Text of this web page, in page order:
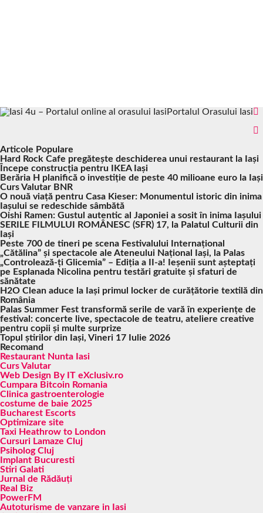
Portalul Orasului Iasi
Articole Populare
Hard Rock Cafe pregătește deschiderea unui restaurant la Iași
Începe construcția pentru IKEA Iași
Berăria H planifică o investiție de peste 40 milioane euro la Iași
Curs Valutar BNR
O nouă viață pentru Casa Kieser: Monumentul istoric din inima
Iașului se redeschide sâmbătă
Oishi Ramen: Gustul autentic al Japoniei a sosit în inima Iașului
SERILE FILMULUI ROMÂNESC (SFR) 17, la Palatul Culturii din
Iași
Peste 700 de tineri pe scena Festivalului Internațional
„Cătălina” și spectacole ale Ateneului Național Iași, la Palas
„Controlează-ți Glicemia” – Ediția a II-a! Ieșenii sunt așteptați
pe Esplanada Nicolina pentru testări gratuite și sfaturi de
sănătate
H2O Clean aduce la Iași primul locker de curățătorie textilă din
România
Palas Summer Fest transformă serile de vară în experiențe de
festival: concerte live, spectacole de teatru, ateliere creative
pentru copii și multe surprize
Topul știrilor din Iași, Vineri 17 Iulie 2026
Recomand
Restaurant Nunta Iasi
Curs Valutar
Web Design By IT eXclusiv.ro
Cumpara Bitcoin Romania
Clinica gastroenterologie
costume de baie 2025
Bucharest Escorts
Optimizare site
Taxi Heathrow to London
Cursuri Lamaze Cluj
Psiholog Cluj
Implant Bucuresti
Stiri Galati
Jurnal de Rădăuți
Real Biz
PowerFM
Autoturisme de vanzare in Iasi